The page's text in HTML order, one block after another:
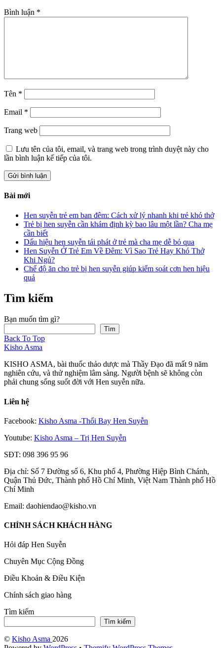
Bình luận *
Tên *
Email *
Trang web
Lưu tên của tôi, email, và trang web trong trình duyệt này cho
lần bình luận kế tiếp của tôi.
Bài mới
Hen suyễn trẻ em ban đêm: Cách xử lý nhanh khi trẻ khó thở
Trẻ bị hen suyễn cần khám định kỳ bao lâu một lần? Cha mẹ
cần biết
Dấu hiệu hen suyễn tái phát ở trẻ mà cha mẹ dễ bỏ qua
Hen Suyễn Ở Trẻ Em Về Đêm: Vì Sao Trẻ Hay Khó Thở
Khi Ngủ?
Chế độ ăn cho trẻ bị hen suyễn giúp kiểm soát cơn hen hiệu
quả
Tìm kiếm
Bạn muốn tìm gì?
Tìm
Back To Top
Kisho Asma
KISHO ASMA, bài thuốc thảo dược mà Thầy Đạo đã mất 9 năm
nghiên cứu, và thử nghiệm lâm sàng. Người bệnh sẽ không còn
phải chung sống suốt đời với Hen suyễn nữa.
Liên hệ
Facebook: Kisho Asma -Thổi Bay Hen Suyễn
Youtube: Kisho Asma – Trị Hen Suyễn
SĐT: 098 396 95 96
Địa chỉ: Số 7 Đường số 6, Khu phố 4, Phường Hiệp Bình Chánh,
Quận Thủ Đức, Thành phố Hồ Chí Minh, Việt Nam Thành phố Hồ
Chí Minh
Email: daohiendao@kisho.vn
CHÍNH SÁCH KHÁCH HÀNG
Hỏi đáp Hen Suyễn
Chuyên Mục Cộng Đồng
Điều Khoản & Điều Kiện
Chính sách giao hàng
Tìm kiếm
Tìm kiếm
© Kisho Asma 2026